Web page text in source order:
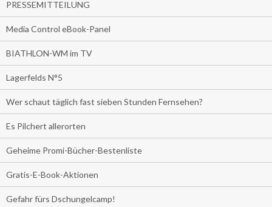
PRESSEMITTEILUNG
Media Control eBook-Panel
BIATHLON-WM im TV
Lagerfelds N°5
Wer schaut täglich fast sieben Stunden Fernsehen?
Es Pilchert allerorten
Geheime Promi-Bücher-Bestenliste
Gratis-E-Book-Aktionen
Gefahr fürs Dschungelcamp!